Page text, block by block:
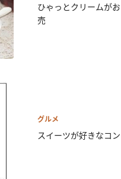
ひゃっとクリームが
売
グルメ
スイーツが好きなコ